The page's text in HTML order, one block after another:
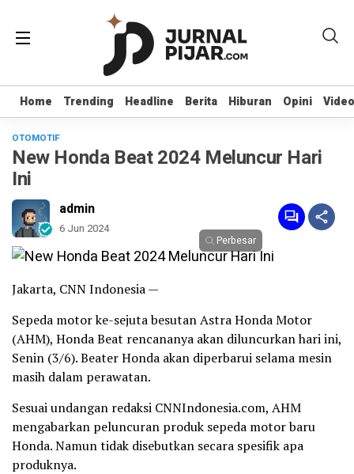
Home Trending Headline Berita Hiburan Opini Video
Home Trending Headline Berita Hiburan Opini Video
OTOMOTIF
New Honda Beat 2024 Meluncur Hari
Ini
admin
6 Jun 2024
Perbesar
Jakarta, CNN Indonesia —
Sepeda motor ke-sejuta besutan Astra Honda Motor
(AHM), Honda Beat rencananya akan diluncurkan hari ini,
Senin (3/6). Beater Honda akan diperbarui selama mesin
masih dalam perawatan.
Sesuai undangan redaksi CNNIndonesia.com, AHM
mengabarkan peluncuran produk sepeda motor baru
Honda. Namun tidak disebutkan secara spesifik apa
produknya.